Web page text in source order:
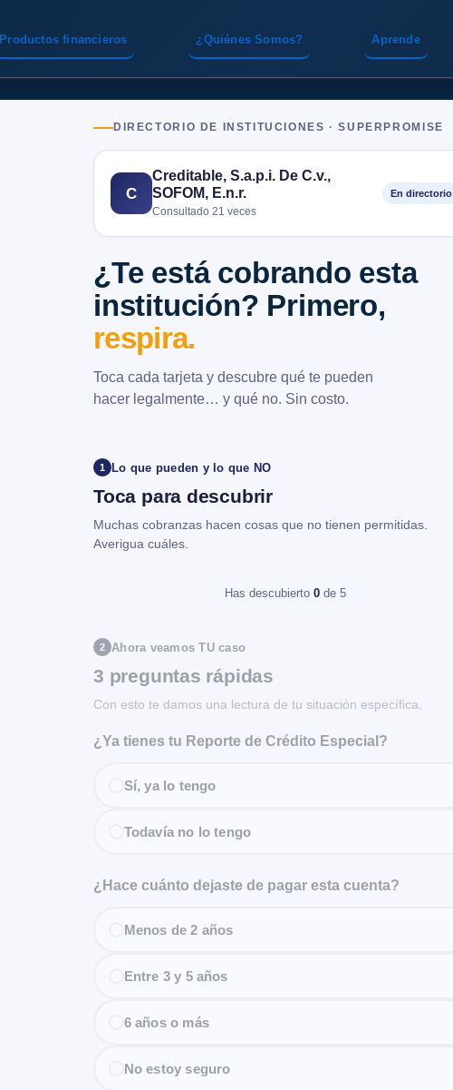
Productos financieros ¿Quiénes Somos? Aprende
DIRECTORIO DE INSTITUCIONES · SUPERPROMISE
C
Creditable, S.a.p.i. De C.v.,
SOFOM, E.n.r.
Consultado 21 veces
En directorio
¿Te está cobrando esta
institución? Primero,
respira.
Toca cada tarjeta y descubre qué te pueden
hacer legalmente… y qué no. Sin costo.
1 Lo que pueden y lo que NO
Toca para descubrir
Muchas cobranzas hacen cosas que no tienen permitidas.
Averigua cuáles.
Has descubierto 0 de 5
2 Ahora veamos TU caso
3 preguntas rápidas
Con esto te damos una lectura de tu situación específica.
¿Ya tienes tu Reporte de Crédito Especial?
Sí, ya lo tengo
Todavía no lo tengo
¿Hace cuánto dejaste de pagar esta cuenta?
Menos de 2 años
Entre 3 y 5 años
6 años o más
No estoy seguro